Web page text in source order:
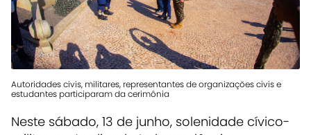
Autoridades civis, militares, representantes de organizações civis e
estudantes participaram da cerimônia
Neste sábado, 13 de junho, solenidade cívico-